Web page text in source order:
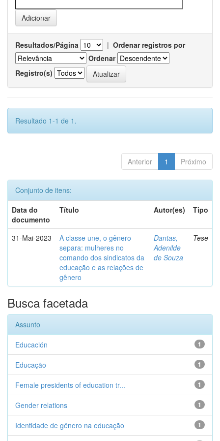
Resultados/Página | Ordenar registros por
Ordenar
Registro(s)
Resultado 1-1 de 1.
Anterior 1 Próximo
Conjunto de itens:
Data do
documento
Título Autor(es) Tipo
31-Mai-2023
A classe une, o gênero
separa: mulheres no
comando dos sindicatos da
educação e as relações de
gênero
Dantas,
Adenilde
de Souza
Tese
Busca facetada
Assunto
1
Educación
1
Educação
1
Female presidents of education tr...
1
Gender relations
1
Identidade de gênero na educação